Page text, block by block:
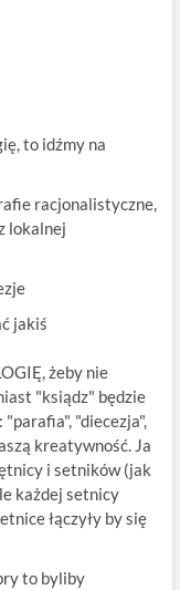
to idźmy na
racjonalistyczne,
lokalnej
jakiś
żeby nie
"ksiądz" będzie
"diecezja",
kreatywność. Ja
i setników (jak
każdej setnicy
łączyły by się
to byliby